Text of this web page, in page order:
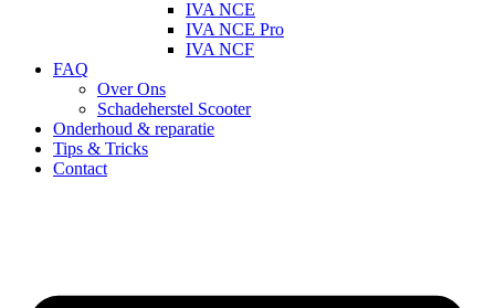
IVA NCE
IVA NCE Pro
IVA NCF
FAQ
Over Ons
Schadeherstel Scooter
Onderhoud & reparatie
Tips & Tricks
Contact